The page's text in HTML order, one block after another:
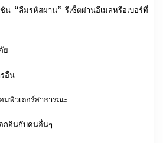
น “ลืมรหัสผ่าน” รีเซ็ตผ่านอีเมลหรือเบอร์ที่
ย
อื่น
มพิวเตอร์สาธารณะ
กอินกับคนอื่นๆ